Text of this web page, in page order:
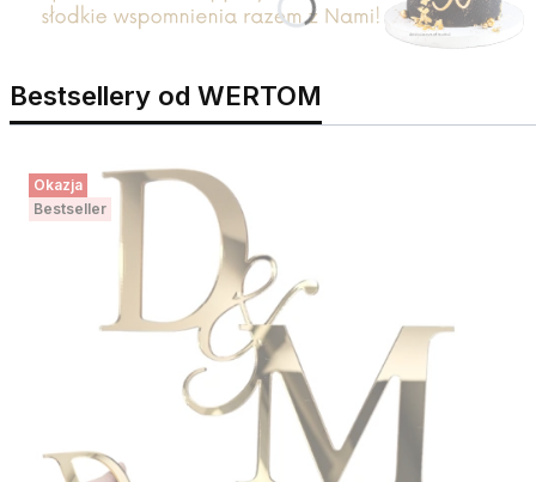
Bestsellery od WERTOM
Okazja
Bestseller